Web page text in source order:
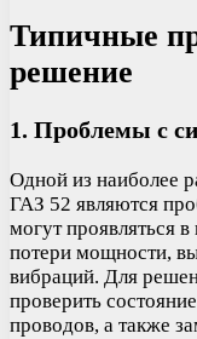
Типичные
решение
1. Проблемы с
Одной из наиболее
ГАЗ 52 являются
могут проявляться
потери мощности,
вибраций. Для
проверить
проводов, а также